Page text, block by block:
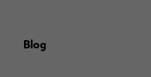
Blog